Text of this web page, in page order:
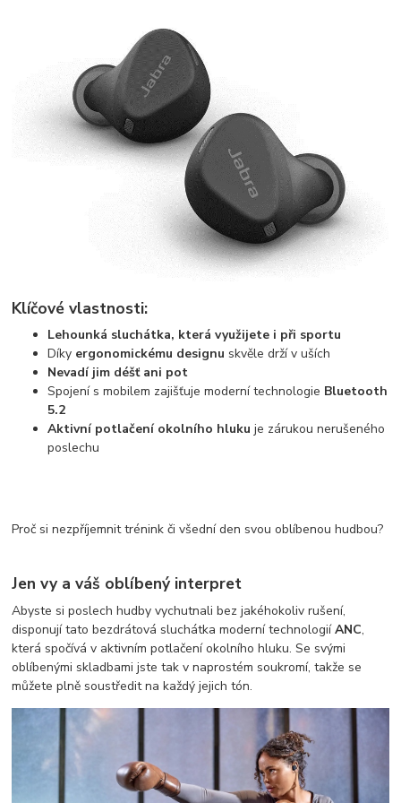
Klíčové vlastnosti:
Lehounká sluchátka, která využijete i při sportu
Díky ergonomickému designu skvěle drží v uších
Nevadí jim déšť ani pot
Spojení s mobilem zajišťuje moderní technologie Bluetooth
5.2
Aktivní potlačení okolního hluku je zárukou nerušeného
poslechu
Proč si nezpříjemnit trénink či všední den svou oblíbenou hudbou?
Jen vy a váš oblíbený interpret
Abyste si poslech hudby vychutnali bez jakéhokoliv rušení,
disponují tato bezdrátová sluchátka moderní technologiíANC,
která spočívá v aktivním potlačení okolního hluku. Se svými
oblíbenými skladbami jste tak v naprostém soukromí, takže se
můžete plně soustředit na každý jejich tón.